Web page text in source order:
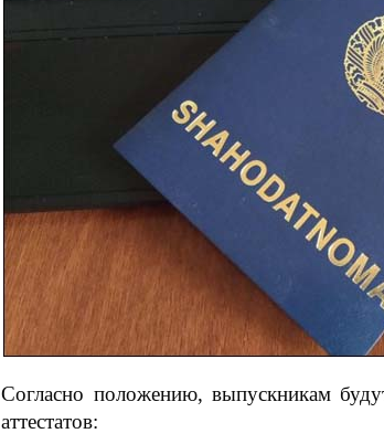
Согласно положению, выпускникам
аттестатов: